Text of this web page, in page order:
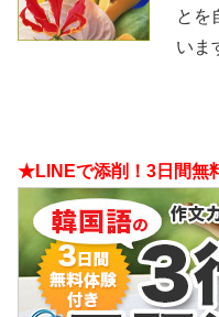
とを
いま
★LINEで添削！3日間無